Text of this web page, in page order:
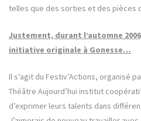
telles que des sorties et des pièces
Justement, durant l’automne
initiative originale à Gonesse…
Il s’agit du Festiv’Actions, organisé
Théâtre Aujourd’hui institut
d’exprimer leurs talents dans